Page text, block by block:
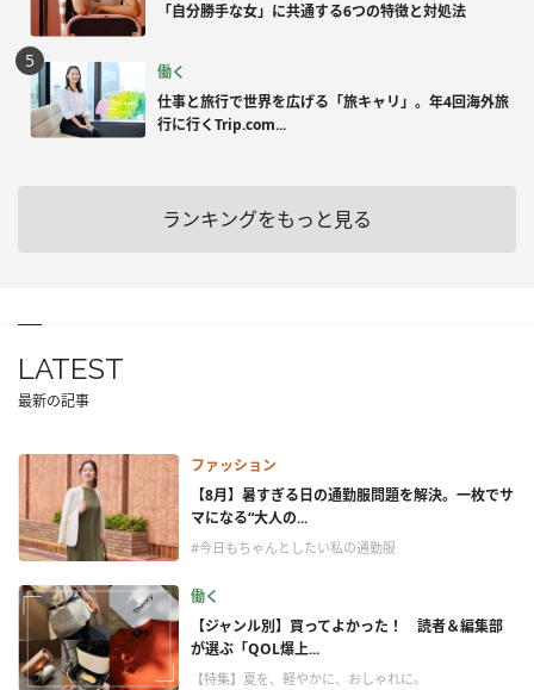
「自分勝手な女」に共通する6つの特徴と対処法
働く
仕事と旅行で世界を広げる「旅キャリ」。年4回海外旅
行に行くTrip.com...
ランキングをもっと見る
LATEST
最新の記事
ファッション
【8月】暑すぎる日の通勤服問題を解決。一枚でサ
マになる“大人の...
#今日もちゃんとしたい私の通勤服
働く
【ジャンル別】買ってよかった！ 読者＆編集部
が選ぶ「QOL爆上...
【特集】夏を、軽やかに、おしゃれに。